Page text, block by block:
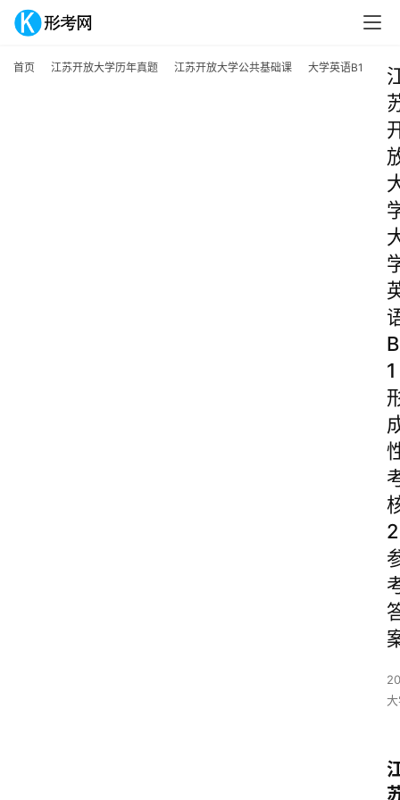
首页 江苏开放大学历年真题 江苏开放大学公共基础课 大学英语B1
B
1
2